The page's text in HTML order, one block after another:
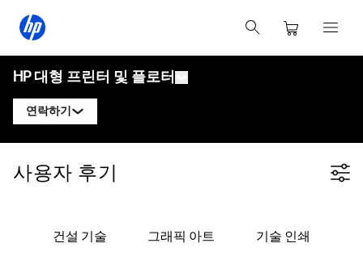
HP 대형 프린터 및 플로터
연락하기
HP 디자인젯 전문가에게 문의
HP 라텍스 전문가에게 문의
HP DesignJet 기술 플로터
HP PageWide XL 프린터
솔루션 및 서비스
HP PrintOS 프로덕션 허브
사용자 후기
Filter category
건설 기술 그래픽 아트 기술 인쇄